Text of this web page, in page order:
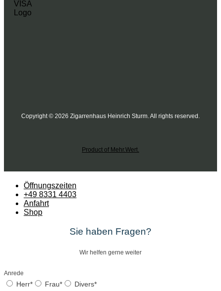
Copyright © 2026 Zigarrenhaus Heinrich Sturm. All rights reserved.
Product of Mehr.Wert.
Öffnungszeiten
+49 8331 4403
Anfahrt
Shop
Sie haben Fragen?
Wir helfen gerne weiter
Anrede
Herr* Frau* Divers*